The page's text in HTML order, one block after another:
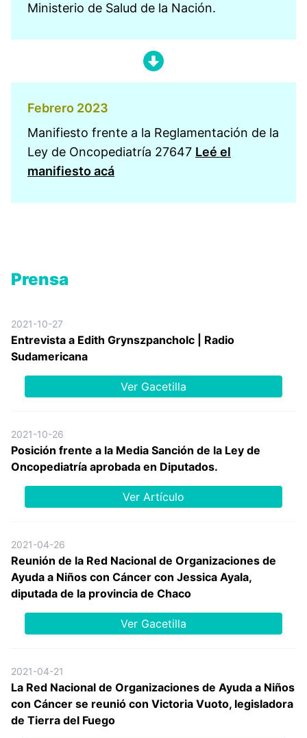
Ministerio de Salud de la Nación.
Febrero 2023
Manifiesto frente a la Reglamentación de la
Ley de Oncopediatría 27647 Leé el
manifiesto acá
Prensa
Ver Gacetilla
2021-10-27
Entrevista a Edith Grynszpancholc | Radio
Sudamericana
Ver Artículo
2021-10-26
Posición frente a la Media Sanción de la Ley de
Oncopediatría aprobada en Diputados.
Ver Gacetilla
2021-04-26
Reunión de la Red Nacional de Organizaciones de
Ayuda a Niños con Cáncer con Jessica Ayala,
diputada de la provincia de Chaco
2021-04-21
La Red Nacional de Organizaciones de Ayuda a Niños
con Cáncer se reunió con Victoria Vuoto, legisladora
de Tierra del Fuego